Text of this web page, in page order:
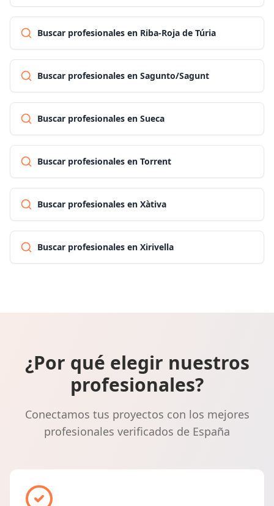
Buscar profesionales en Riba-Roja de Túria
Buscar profesionales en Sagunto/Sagunt
Buscar profesionales en Sueca
Buscar profesionales en Torrent
Buscar profesionales en Xàtiva
Buscar profesionales en Xirivella
¿Por qué elegir nuestros
profesionales?
Conectamos tus proyectos con los mejores
profesionales verificados de España